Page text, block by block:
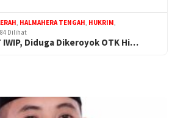
, HALMAHERA TENGAH, HUKRIM,
Dilihat
IWIP, Diduga Dikeroyok OTK Hi…